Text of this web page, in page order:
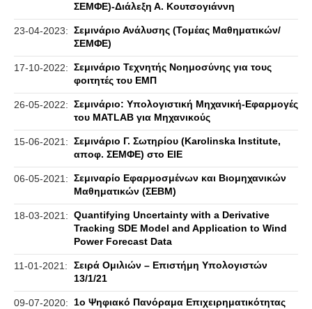
ΣΕΜΦΕ)-Διάλεξη Α. Κουτσογιάννη
23-04-2023: Σεμινάριο Ανάλυσης (Τομέας Μαθηματικών/
ΣΕΜΦΕ)
17-10-2022: Σεμινάριο Τεχνητής Νοημοσύνης για τους
φοιτητές του ΕΜΠ
26-05-2022: Σεμινάριο: Υπολογιστική Μηχανική-Εφαρμογές
του MATLAB για Μηχανικούς
15-06-2021: Σεμινάριο Γ. Σωτηρίου (Karolinska Institute,
αποφ. ΣΕΜΦΕ) στο ΕΙΕ
06-05-2021: Σεμιναρίο Εφαρμοσμένων και Βιομηχανικών
Μαθηματικών (ΣΕΒΜ)
18-03-2021: Quantifying Uncertainty with a Derivative
Tracking SDE Model and Application to Wind
Power Forecast Data
11-01-2021:
Σειρά Ομιλιών – Επιστήμη Υπολογιστών
13/1/21
09-07-2020: 1ο Ψηφιακό Πανόραμα Επιχειρηματικότητας